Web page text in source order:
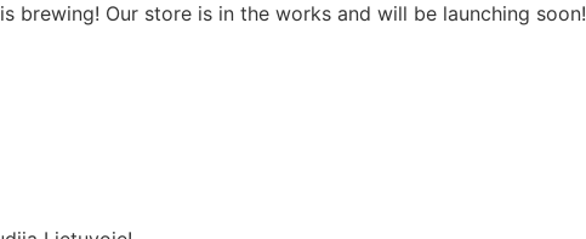
brewing! Our store is in the works and will be launching soon!